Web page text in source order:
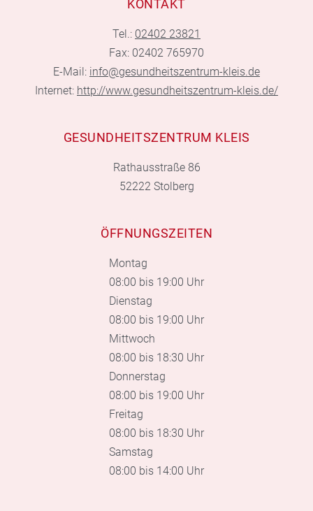
KONTAKT
Tel.: 02402 23821
Fax: 02402 765970
E-Mail: info@gesundheitszentrum-kleis.de
Internet: http://www.gesundheitszentrum-kleis.de/
GESUNDHEITSZENTRUM KLEIS
Rathausstraße 86
52222 Stolberg
ÖFFNUNGSZEITEN
Montag
08:00 bis 19:00 Uhr
Dienstag
08:00 bis 19:00 Uhr
Mittwoch
08:00 bis 18:30 Uhr
Donnerstag
08:00 bis 19:00 Uhr
Freitag
08:00 bis 18:30 Uhr
Samstag
08:00 bis 14:00 Uhr